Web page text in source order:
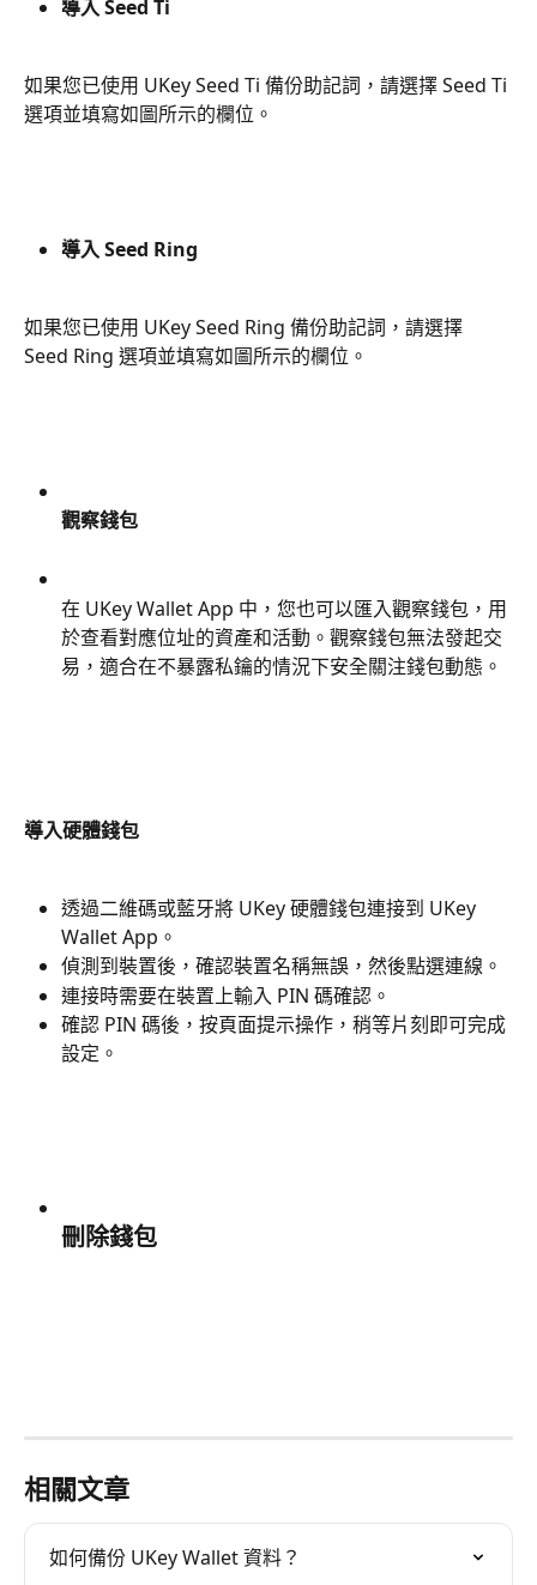
導入 Seed Ti
如果您已使用 UKey Seed Ti 備份助記詞，請選擇 Seed Ti
選項並填寫如圖所示的欄位。
導入 Seed Ring
如果您已使用 UKey Seed Ring 備份助記詞，請選擇
Seed Ring 選項並填寫如圖所示的欄位。
觀察錢包
在 UKey Wallet App 中，您也可以匯入觀察錢包，用
於查看對應位址的資產和活動。觀察錢包無法發起交
易，適合在不暴露私鑰的情況下安全關注錢包動態。
導入硬體錢包
透過二維碼或藍牙將 UKey 硬體錢包連接到 UKey
Wallet App。
偵測到裝置後，確認裝置名稱無誤，然後點選連線。
連接時需要在裝置上輸入 PIN 碼確認。
確認 PIN 碼後，按頁面提示操作，稍等片刻即可完成
設定。
刪除錢包
相關文章
如何備份 UKey Wallet 資料？